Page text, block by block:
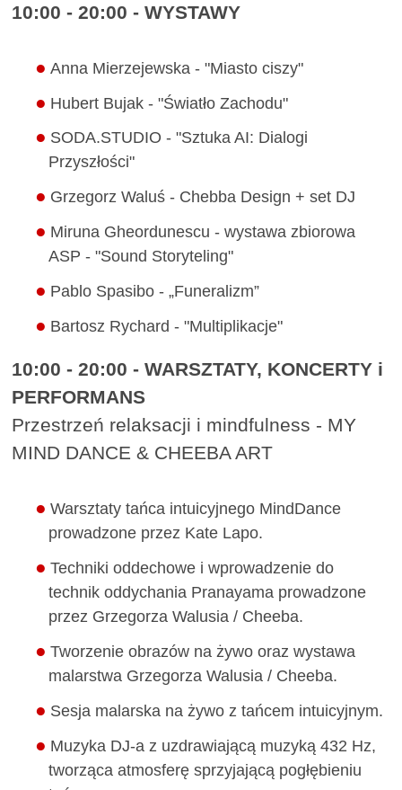
10:00 - 20:00 - WYSTAWY
Anna Mierzejewska - "Miasto ciszy"
Hubert Bujak - "Światło Zachodu"
SODA.STUDIO - "Sztuka AI: Dialogi
Przyszłości"
Grzegorz Waluś - Chebba Design + set DJ
Miruna Gheordunescu - wystawa zbiorowa
ASP - "Sound Storyteling"
Pablo Spasibo - „Funeralizm”
Bartosz Rychard - "Multiplikacje"
10:00 - 20:00 - WARSZTATY, KONCERTY i
PERFORMANS
Przestrzeń relaksacji i mindfulness - MY
MIND DANCE & CHEEBA ART
Warsztaty tańca intuicyjnego MindDance
prowadzone przez Kate Lapo.
Techniki oddechowe i wprowadzenie do
technik oddychania Pranayama prowadzone
przez Grzegorza Walusia / Cheeba.
Tworzenie obrazów na żywo oraz wystawa
malarstwa Grzegorza Walusia / Cheeba.
Sesja malarska na żywo z tańcem intuicyjnym.
Muzyka DJ-a z uzdrawiającą muzyką 432 Hz,
tworząca atmosferę sprzyjającą pogłębieniu